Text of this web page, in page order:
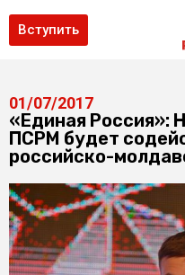
Вступить
01/07/2017
«Единая Россия»:
ПСРМ будет
российско-